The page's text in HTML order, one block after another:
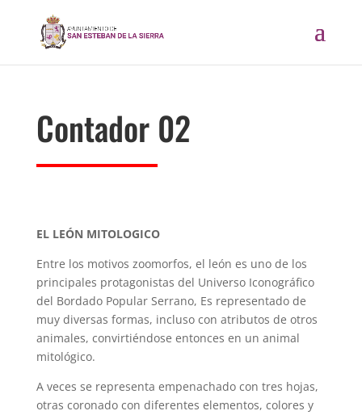
Contador 02
EL LEÓN MITOLOGICO
Entre los motivos zoomorfos, el león es uno de los
principales protagonistas del Universo Iconográfico
del Bordado Popular Serrano, Es representado de
muy diversas formas, incluso con atributos de otros
animales, convirtiéndose entonces en un animal
mitológico.
A veces se representa empenachado con tres hojas,
otras coronado con diferentes elementos, colores y